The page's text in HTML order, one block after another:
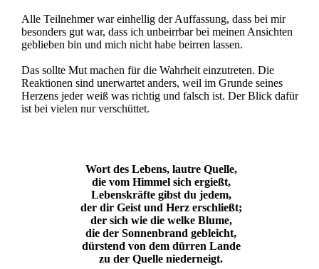
Alle Teilnehmer war einhellig der Auffassung, dass bei mir
besonders gut war, dass ich unbeirrbar bei meinen Ansichten
geblieben bin und mich nicht habe beirren lassen.
Das sollte Mut machen für die Wahrheit einzutreten. Die
Reaktionen sind unerwartet anders, weil im Grunde seines
Herzens jeder weiß was richtig und falsch ist. Der Blick dafür
ist bei vielen nur verschüttet.
Wort des Lebens, lautre Quelle,
die vom Himmel sich ergießt,
Lebenskräfte gibst du jedem,
der dir Geist und Herz erschließt;
der sich wie die welke Blume,
die der Sonnenbrand gebleicht,
dürstend von dem dürren Lande
zu der Quelle niederneigt.